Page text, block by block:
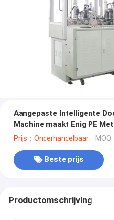
Aangepaste Intelligente
Machine maakt Enig PE
Document
Prijs：Onderhandelbaar
Beste prijs
Productomschrijving